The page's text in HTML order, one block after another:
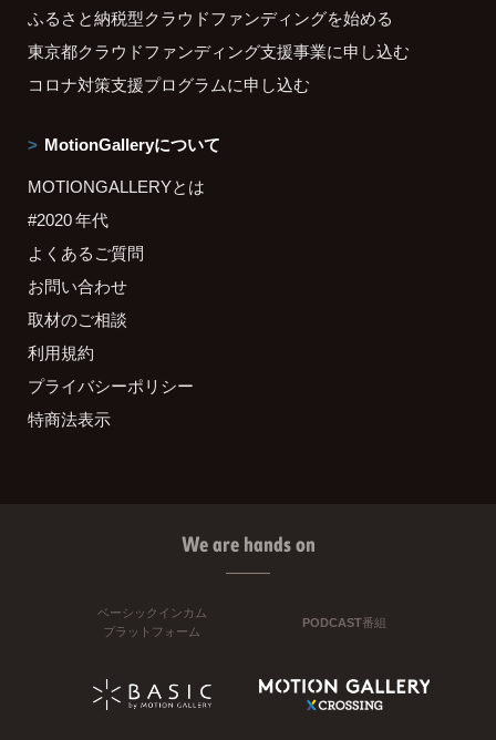
ふるさと納税型クラウドファンディングを始める
東京都クラウドファンディング支援事業に申し込む
コロナ対策支援プログラムに申し込む
MotionGalleryについて
MOTIONGALLERYとは
#2020 年代
よくあるご質問
お問い合わせ
取材のご相談
利用規約
プライバシーポリシー
特商法表示
We are hands on
ベーシックインカム
プラットフォーム
PODCAST番組